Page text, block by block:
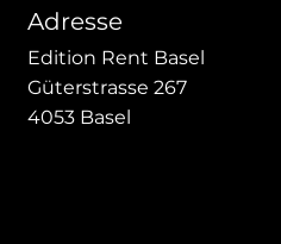
Adresse
Edition Rent Basel
Güterstrasse 267
4053 Basel